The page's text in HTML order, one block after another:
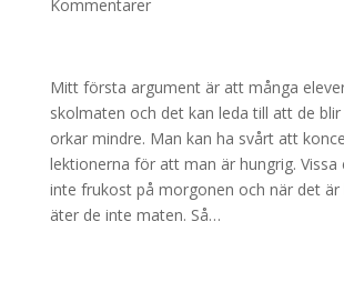
Kommentarer
Mitt första argument är att många
skolmaten och det kan leda till att de
orkar mindre. Man kan ha svårt att
lektionerna för att man är hungrig. Vissa
inte frukost på morgonen och när det är
äter de inte maten. Så…